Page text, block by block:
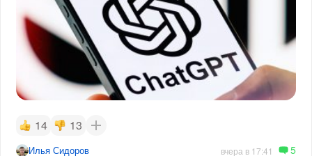
14 13
Илья Сидоров вчера в 17:41 5